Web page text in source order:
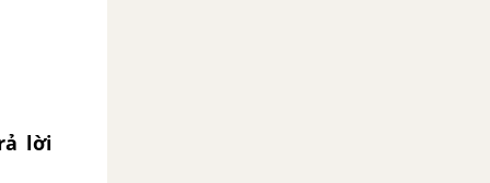
lời